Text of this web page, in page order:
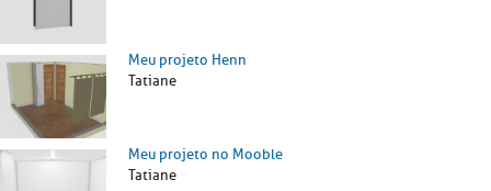
Meu projeto Henn
Tatiane
Meu projeto no Mooble
Tatiane